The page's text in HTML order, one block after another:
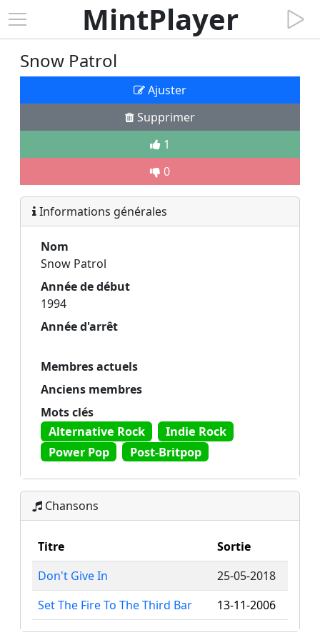
MintPlayer
Snow Patrol
Ajuster
Supprimer
1
0
Informations générales
Nom
Snow Patrol
Année de début
1994
Année d'arrêt
Membres actuels
Anciens membres
Mots clés
Alternative Rock
Indie Rock
Power Pop
Post-Britpop
Chansons
Titre
Sortie
Don't Give In
25-05-2018
Set The Fire To The Third Bar
13-11-2006